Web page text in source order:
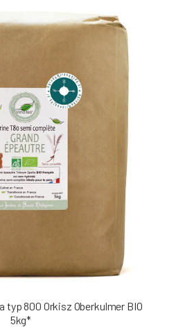
typ 800 Orkisz Oberkulmer BIO
5kg*